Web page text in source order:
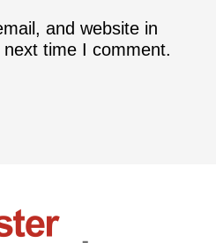
and website in
time I comment.